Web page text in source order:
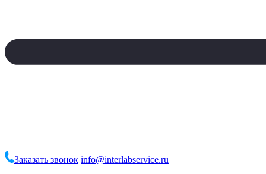
Заказать звонок info@interlabservice.ru